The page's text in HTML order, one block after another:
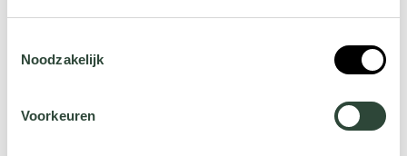
jehier.
Noodzakelijk
Voorkeuren